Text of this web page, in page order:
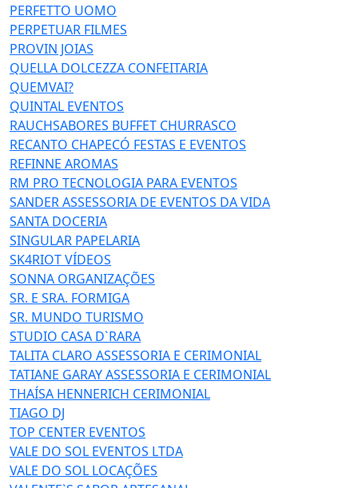
PERFETTO UOMO
PERPETUAR FILMES
PROVIN JOIAS
QUELLA DOLCEZZA CONFEITARIA
QUEMVAI?
QUINTAL EVENTOS
RAUCHSABORES BUFFET CHURRASCO
RECANTO CHAPECÓ FESTAS E EVENTOS
REFINNE AROMAS
RM PRO TECNOLOGIA PARA EVENTOS
SANDER ASSESSORIA DE EVENTOS DA VIDA
SANTA DOCERIA
SINGULAR PAPELARIA
SK4RIOT VÍDEOS
SONNA ORGANIZAÇÕES
SR. E SRA. FORMIGA
SR. MUNDO TURISMO
STUDIO CASA D`RARA
TALITA CLARO ASSESSORIA E CERIMONIAL
TATIANE GARAY ASSESSORIA E CERIMONIAL
THAÍSA HENNERICH CERIMONIAL
TIAGO DJ
TOP CENTER EVENTOS
VALE DO SOL EVENTOS LTDA
VALE DO SOL LOCAÇÕES